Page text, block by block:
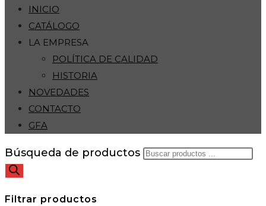
INICIO
CATÁLOGO
LA EMPRESA
POLÍTICA DE CALIDAD
HISTORIA
NOVEDADES
CONTACTO
GFA
Búsqueda de productos
Filtrar productos